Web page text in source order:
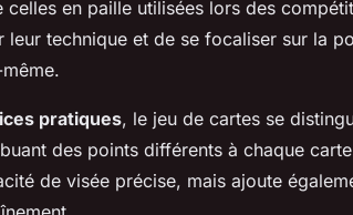
celles en paille utilisées lors des
leur technique et de se focaliser sur la
pratiques, le jeu de cartes se
des points différents à chaque
de visée précise, mais ajoute